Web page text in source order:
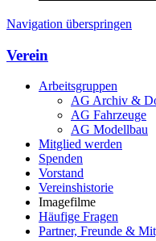
Navigation überspringen
Verein
Arbeitsgruppen
AG Archiv &
AG Fahrzeuge
AG Modellbau
Mitglied werden
Spenden
Vorstand
Vereinshistorie
Imagefilme
Häufige Fragen
Partner, Freunde &